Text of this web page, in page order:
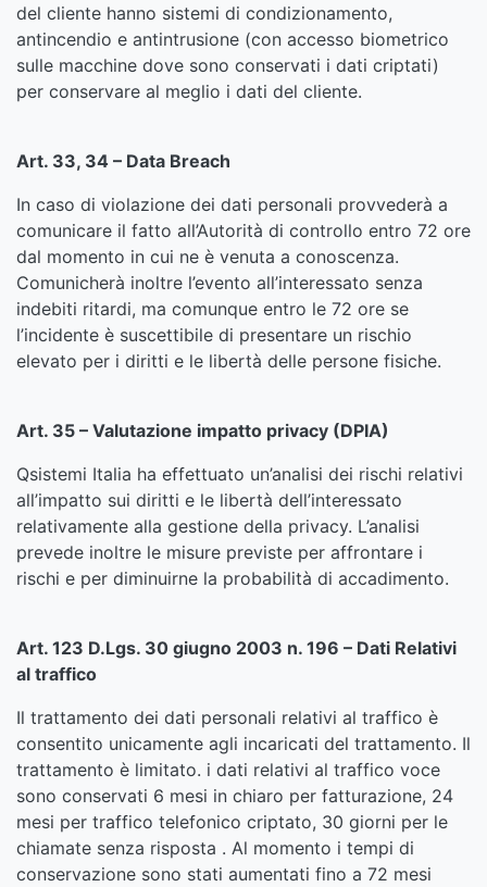
del cliente hanno sistemi di condizionamento,
antincendio e antintrusione (con accesso biometrico
sulle macchine dove sono conservati i dati criptati)
per conservare al meglio i dati del cliente.
Art. 33, 34 – Data Breach
In caso di violazione dei dati personali provvederà a
comunicare il fatto all’Autorità di controllo entro 72 ore
dal momento in cui ne è venuta a conoscenza.
Comunicherà inoltre l’evento all’interessato senza
indebiti ritardi, ma comunque entro le 72 ore se
l’incidente è suscettibile di presentare un rischio
elevato per i diritti e le libertà delle persone fisiche.
Art. 35 – Valutazione impatto privacy (DPIA)
Qsistemi Italia ha effettuato un’analisi dei rischi relativi
all’impatto sui diritti e le libertà dell’interessato
relativamente alla gestione della privacy. L’analisi
prevede inoltre le misure previste per affrontare i
rischi e per diminuirne la probabilità di accadimento.
Art. 123 D.Lgs. 30 giugno 2003 n. 196 – Dati Relativi
al traffico
Il trattamento dei dati personali relativi al traffico è
consentito unicamente agli incaricati del trattamento. Il
trattamento è limitato. i dati relativi al traffico voce
sono conservati 6 mesi in chiaro per fatturazione, 24
mesi per traffico telefonico criptato, 30 giorni per le
chiamate senza risposta . Al momento i tempi di
conservazione sono stati aumentati fino a 72 mesi